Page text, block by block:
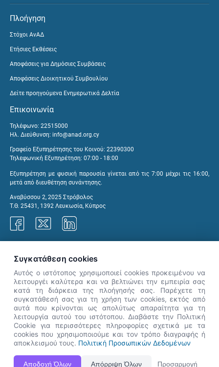
Πλοήγηση
Στόχοι ΑνΑΔ
Ετήσιες Εκθέσεις
Αποφάσεις για Δημόσιες Συμβάσεις
Αποφάσεις Διοικητικού Συμβουλίου
Δείτε προηγούμενα Ενημερωτικά Δελτία
Επικοινωνία
Τηλέφωνο: 22515000
Ηλ. Διεύθυνση: info@anad.org.cy
Γραφείο Εξυπηρέτησης του Κοινού: 22390300
Τηλεφωνική Εξυπηρέτηση: 07:00 - 18:00
Εξυπηρέτηση με φυσική παρουσία γίνεται από τις 7:00 μέχρι τις 16:00,
μετά από διευθέτηση συνάντησης.
Αναβύσσου 2, 2025 Στρόβολος
Τ.Θ. 25431, 1392 Λευκωσία, Κύπρος
Η Ιστοσελίδα ΑνΑΔ είναι πλήρως συμβατή με τις νεότερες εκδόσεις, Google Chrome, Mozilla Firefox,
Apple Safari καθώς και Internet Explorer.
👋 Καλώς ήρθες! Είμαι η Νόησις.
Πες μου πώς μπορώ να σε βοηθήσω
σήμερα.
Συγκατάθεση cookies
Αυτός ο ιστότοπος χρησιμοποιεί cookies προκειμένου να
λειτουργέι καλύτερα και να βελτιώνει την εμπειρία σας
κατά τη διάρκεια της πλοήγησής σας. Παρέχετε τη
συγκατάθεσή σας για τη χρήση των cookies, εκτός από
αυτά που κρίνονται ως απολύτως απαραίτητα για τη
λειτουργία αυτού του ιστότοπου. Διαβάστε την Πολιτική
Cookie για περισσότερες πληροφορίες σχετικά με τα
cookies που χρησιμοποιούμε και τον τρόπο διαγραφής ή
αποκλεισμού τους. Πολιτική Προσωπικών Δεδομένων
Αποδοχή Όλων Απόρριψη Όλων Προσαρμογή